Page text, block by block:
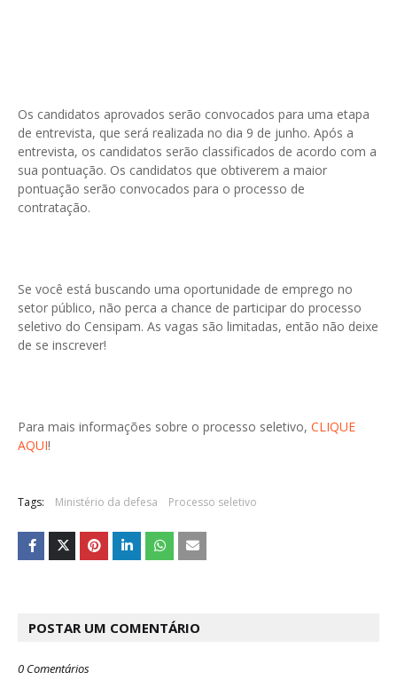
Os candidatos aprovados serão convocados para uma etapa
de entrevista, que será realizada no dia 9 de junho. Após a
entrevista, os candidatos serão classificados de acordo com a
sua pontuação. Os candidatos que obtiverem a maior
pontuação serão convocados para o processo de
contratação.
Se você está buscando uma oportunidade de emprego no
setor público, não perca a chance de participar do processo
seletivo do Censipam. As vagas são limitadas, então não deixe
de se inscrever!
Para mais informações sobre o processo seletivo, CLIQUE
AQUI!
Tags: Ministério da defesa Processo seletivo
POSTAR UM COMENTÁRIO
0 Comentários